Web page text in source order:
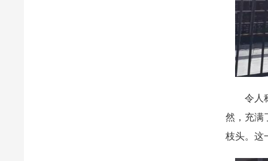
令人称
然，充满
枝头。这